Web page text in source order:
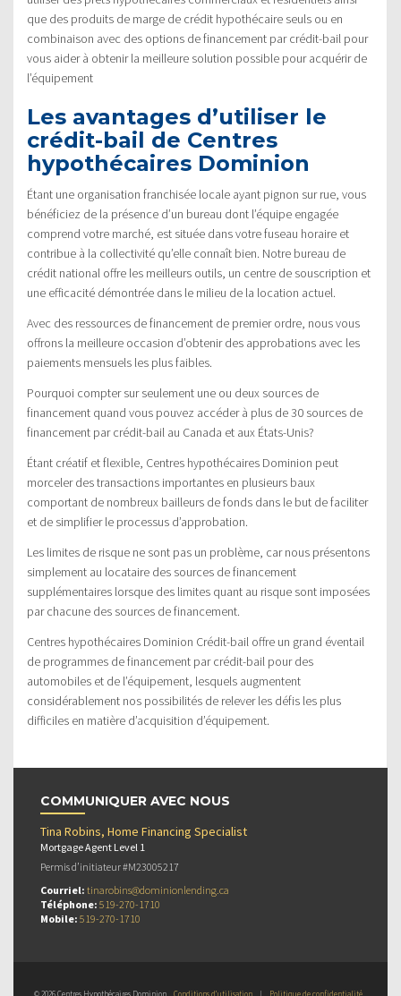
que des produits de marge de crédit hypothécaire seuls ou en
combinaison avec des options de financement par crédit-bail pour
vous aider à obtenir la meilleure solution possible pour acquérir de
l’équipement
Les avantages d’utiliser le
crédit-bail de Centres
hypothécaires Dominion
Étant une organisation franchisée locale ayant pignon sur rue, vous
bénéficiez de la présence d’un bureau dont l’équipe engagée
comprend votre marché, est située dans votre fuseau horaire et
contribue à la collectivité qu’elle connaît bien. Notre bureau de
crédit national offre les meilleurs outils, un centre de souscription et
une efficacité démontrée dans le milieu de la location actuel.
Avec des ressources de financement de premier ordre, nous vous
offrons la meilleure occasion d’obtenir des approbations avec les
paiements mensuels les plus faibles.
Pourquoi compter sur seulement une ou deux sources de
financement quand vous pouvez accéder à plus de 30 sources de
financement par crédit-bail au Canada et aux États-Unis?
Étant créatif et flexible, Centres hypothécaires Dominion peut
morceler des transactions importantes en plusieurs baux
comportant de nombreux bailleurs de fonds dans le but de faciliter
et de simplifier le processus d’approbation.
Les limites de risque ne sont pas un problème, car nous présentons
simplement au locataire des sources de financement
supplémentaires lorsque des limites quant au risque sont imposées
par chacune des sources de financement.
Centres hypothécaires Dominion Crédit-bail offre un grand éventail
de programmes de financement par crédit-bail pour des
automobiles et de l’équipement, lesquels augmentent
considérablement nos possibilités de relever les défis les plus
difficiles en matière d’acquisition d’équipement.
COMMUNIQUER AVEC NOUS
Tina Robins, Home Financing Specialist
Mortgage Agent Level 1
Permis d’initiateur #M23005217
Courriel: tinarobins@dominionlending.ca
Téléphone: 519-270-1710
Mobile: 519-270-1710
© 2026 Centres Hypothécaires Dominion Conditions d’utilisation | Politique de confidentialité